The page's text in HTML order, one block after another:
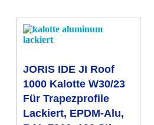
JORIS IDE JI Roof
1000 Kalotte W30/23
Für Trapezprofile
Lackiert, EPDM-Alu,